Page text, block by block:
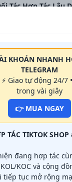
Tác Hợp Tác Lâu
mong muốn hợp
TikTok Shop
tạo Tiếp Thị Liên
MMO Team
cộng đồng bán
theo mô hình
hàng có nguồn
thực tế hiệu
Hàng
trong quá trình sử
TikTok Shop, vui
KHOẢN NHANH
TELEGRAM
Giao tự động 24/
trong vài giây
👉 MUA NGAY
TÁC TIKTOK SHOP
đang hợp tác
KOC và cộng
tiếp tục mở rộng